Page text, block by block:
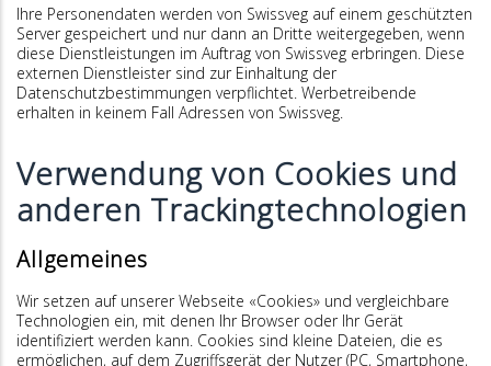
Ihre Personendaten werden von Swissveg auf einem geschützten
Server gespeichert und nur dann an Dritte weitergegeben, wenn
diese Dienstleistungen im Auftrag von Swissveg erbringen. Diese
externen Dienstleister sind zur Einhaltung der
Datenschutzbestimmungen verpflichtet. Werbetreibende
erhalten in keinem Fall Adressen von Swissveg.
Verwendung von Cookies und
anderen Trackingtechnologien
Allgemeines
Wir setzen auf unserer Webseite «Cookies» und vergleichbare
Technologien ein, mit denen Ihr Browser oder Ihr Gerät
identifiziert werden kann. Cookies sind kleine Dateien, die es
ermöglichen, auf dem Zugriffsgerät der Nutzer (PC, Smartphone,